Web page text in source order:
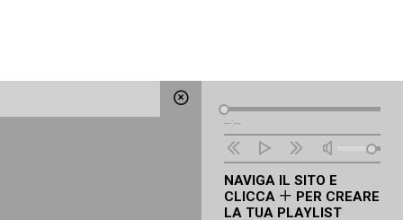
Lettore
Audio
--:--
NAVIGA IL SITO E
CLICCA
PER CREARE
LA TUA PLAYLIST